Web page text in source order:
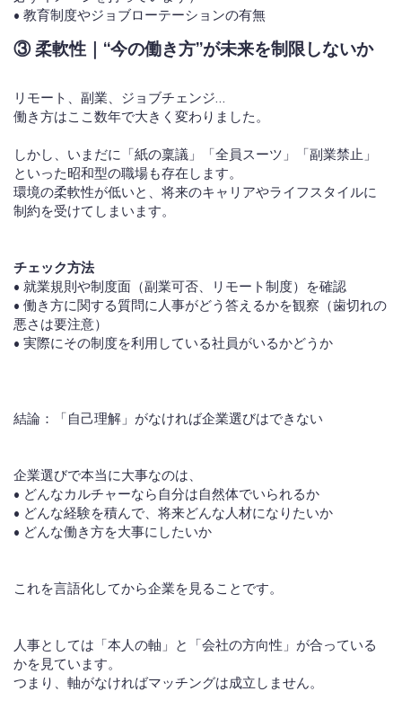
• 教育制度やジョブローテーションの有無
③柔軟性｜“今の働き方”が未来を制限しないか
リモート、副業、ジョブチェンジ…
働き方はここ数年で大きく変わりました。
しかし、いまだに「紙の稟議」「全員スーツ」「副業禁止」
といった昭和型の職場も存在します。
環境の柔軟性が低いと、将来のキャリアやライフスタイルに
制約を受けてしまいます。
チェック方法
• 就業規則や制度面（副業可否、リモート制度）を確認
• 働き方に関する質問に人事がどう答えるかを観察（歯切れの
悪さは要注意）
• 実際にその制度を利用している社員がいるかどうか
結論：「自己理解」がなければ企業選びはできない
企業選びで本当に大事なのは、
• どんなカルチャーなら自分は自然体でいられるか
• どんな経験を積んで、将来どんな人材になりたいか
• どんな働き方を大事にしたいか
これを言語化してから企業を見ることです。
人事としては「本人の軸」と「会社の方向性」が合っている
かを見ています。
つまり、軸がなければマッチングは成立しません。